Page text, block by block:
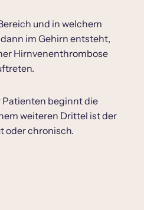
und in welchem
im Gehirn entsteht,
Hirnvenenthrombose
Patienten beginnt die
weiteren Drittel ist der
oder chronisch.